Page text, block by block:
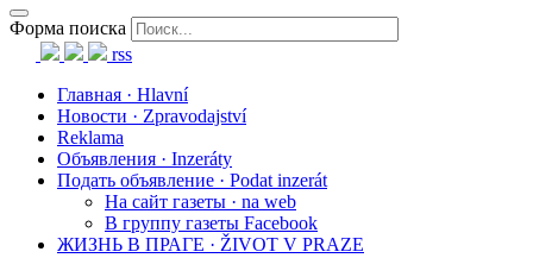
Форма поиска
rss
Главная · Hlavní
Новости · Zpravodajství
Reklama
Объявления · Inzeráty
Подать объявление · Podat inzerát
На сайт газеты · na web
В группу газеты Facebook
ЖИЗНЬ В ПРАГЕ · ŽIVOT V PRAZE